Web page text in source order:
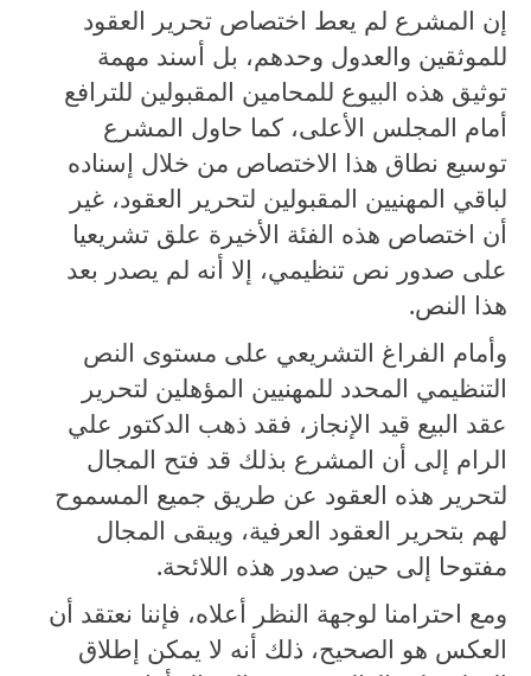
إن المشرع لم يعط اختصاص تحرير العقود
للموثقين والعدول وحدهم، بل أسند مهمة
توثيق هذه البيوع للمحامين المقبولين للترافع
أمام المجلس الأعلى، كما حاول المشرع
توسيع نطاق هذا الاختصاص من خلال إسناده
لباقي المهنيين المقبولين لتحرير العقود، غير
أن اختصاص هذه الفئة الأخيرة علق تشريعيا
على صدور نص تنظيمي، إلا أنه لم يصدر بعد
هذا النص.
وأمام الفراغ التشريعي على مستوى النص
التنظيمي المحدد للمهنيين المؤهلين لتحرير
عقد البيع قيد الإنجاز، فقد ذهب الدكتور علي
الرام إلى أن المشرع بذلك قد فتح المجال
لتحرير هذه العقود عن طريق جميع المسموح
لهم بتحرير العقود العرفية، ويبقى المجال
مفتوحا إلى حين صدور هذه اللائحة.
ومع احترامنا لوجهة النظر أعلاه، فإننا نعتقد أن
العكس هو الصحيح، ذلك أنه لا يمكن إطلاق